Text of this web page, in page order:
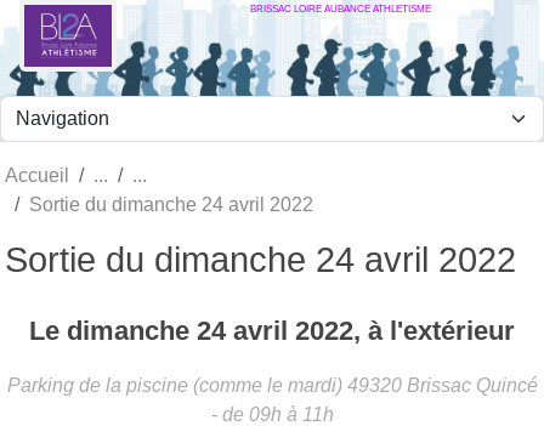
BRISSAC LOIRE AUBANCE ATHLETISME
Accueil
Sortie du dimanche 24 avril 2022
Sortie du dimanche 24 avril 2022
Le dimanche 24 avril 2022, à l'extérieur
Parking de la piscine (comme le mardi) 49320 Brissac Quincé
- de 09h à 11h
Panneau de gestion des cookies